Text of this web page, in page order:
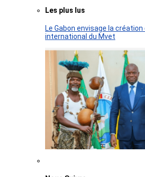
Les plus lus
Le Gabon envisage la création
international du Mvet